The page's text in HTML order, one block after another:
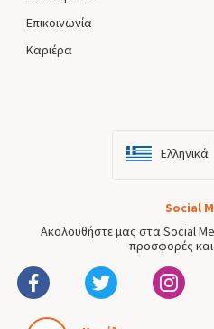
Επικοινωνία
Καριέρα
Ελληνικά
Social
Ακολουθήστε μας στα Social
προσφορές